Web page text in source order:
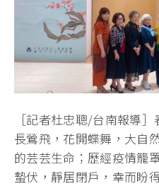
［記者杜忠聰/台南報導
長鶯飛，花開蝶舞，大自
的芸芸生命；歷經疫情籠
蟄伏，靜居閉戶，幸而盼